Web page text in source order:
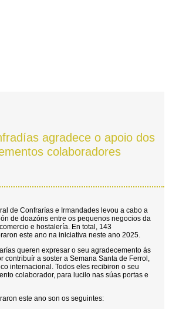
agradece o apoio dos
colaboradores
de Confrarías e Irmandades levou a cabo a
de doazóns entre os pequenos negocios da
e hostalería. En total, 143
este ano na iniciativa neste ano 2025.
queren expresar o seu agradecemento ás
contribuír a soster a Semana Santa de Ferrol,
internacional. Todos eles recibiron o seu
colaborador, para lucilo nas súas portas e
este ano son os seguintes: